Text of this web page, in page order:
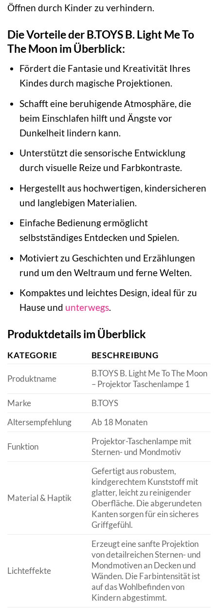
Öffnen durch Kinder zu verhindern.
Die Vorteile der B.TOYS B. Light Me To
The Moon im Überblick:
Fördert die Fantasie und Kreativität Ihres
Kindes durch magische Projektionen.
Schafft eine beruhigende Atmosphäre, die
beim Einschlafen hilft und Ängste vor
Dunkelheit lindern kann.
Unterstützt die sensorische Entwicklung
durch visuelle Reize und Farbkontraste.
Hergestellt aus hochwertigen, kindersicheren
und langlebigen Materialien.
Einfache Bedienung ermöglicht
selbstständiges Entdecken und Spielen.
Motiviert zu Geschichten und Erzählungen
rund um den Weltraum und ferne Welten.
Kompaktes und leichtes Design, ideal für zu
Hause und unterwegs.
Produktdetails im Überblick
KATEGORIE BESCHREIBUNG
Produktname
B.TOYS B. Light Me To The Moon
– Projektor Taschenlampe 1
Marke
B.TOYS
Altersempfehlung
Ab 18 Monaten
Funktion
Projektor-Taschenlampe mit
Sternen- und Mondmotiv
Material & Haptik
Gefertigt aus robustem,
kindgerechtem Kunststoff mit
glatter, leicht zu reinigender
Oberfläche. Die abgerundeten
Kanten sorgen für ein sicheres
Griffgefühl.
Lichteffekte
Erzeugt eine sanfte Projektion
von detailreichen Sternen- und
Mondmotiven an Decken und
Wänden. Die Farbintensität ist
auf das Wohlbefinden von
Kindern abgestimmt.